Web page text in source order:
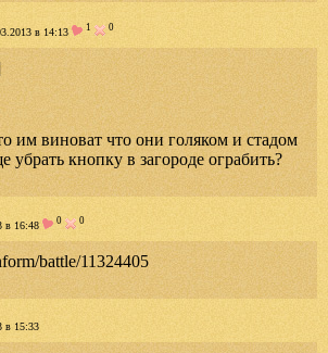
в 14:13 1 0
им виноват что они голяком и стадом
убрать кнопку в загороде ограбить?
в 16:48 0 0
battle/11324405
в 15:33